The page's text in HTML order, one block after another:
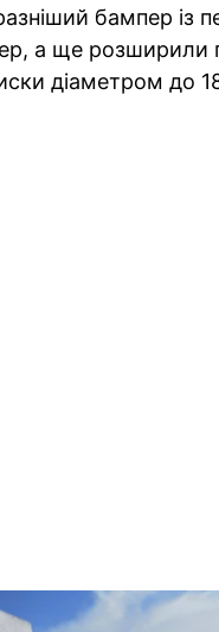
бампер із
а ще розширили
діаметром до